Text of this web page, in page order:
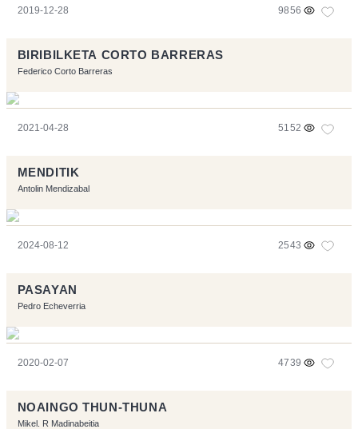
2019-12-28 9856
BIRIBILKETA CORTO BARRERAS
Federico Corto Barreras
2021-04-28 5152
MENDITIK
Antolin Mendizabal
2024-08-12 2543
PASAYAN
Pedro Echeverria
2020-02-07 4739
NOAINGO THUN-THUNA
Mikel. R Madinabeitia